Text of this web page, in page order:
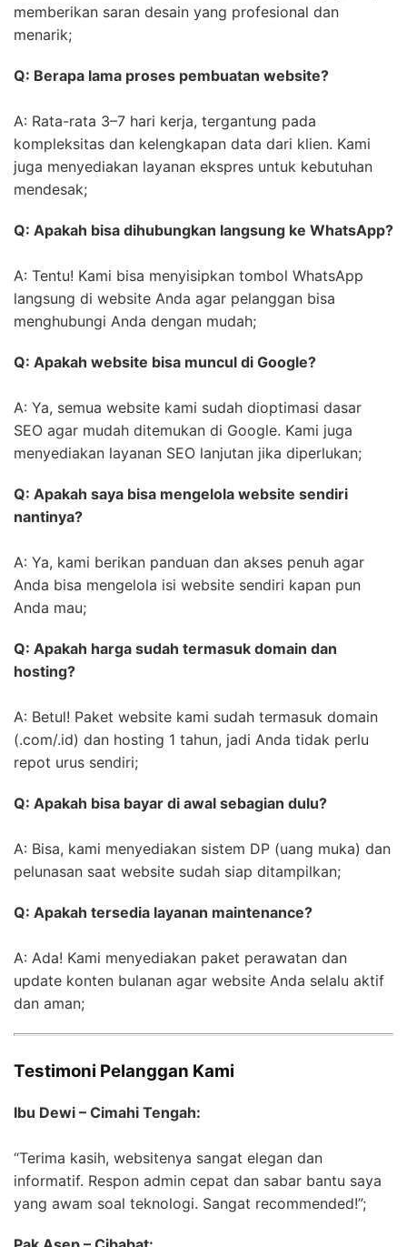
memberikan saran desain yang profesional dan
menarik;
Q: Berapa lama proses pembuatan website?
A: Rata-rata 3–7 hari kerja, tergantung pada
kompleksitas dan kelengkapan data dari klien. Kami
juga menyediakan layanan ekspres untuk kebutuhan
mendesak;
Q: Apakah bisa dihubungkan langsung ke WhatsApp?
A: Tentu! Kami bisa menyisipkan tombol WhatsApp
langsung di website Anda agar pelanggan bisa
menghubungi Anda dengan mudah;
Q: Apakah website bisa muncul di Google?
A: Ya, semua website kami sudah dioptimasi dasar
SEO agar mudah ditemukan di Google. Kami juga
menyediakan layanan SEO lanjutan jika diperlukan;
Q: Apakah saya bisa mengelola website sendiri
nantinya?
A: Ya, kami berikan panduan dan akses penuh agar
Anda bisa mengelola isi website sendiri kapan pun
Anda mau;
Q: Apakah harga sudah termasuk domain dan
hosting?
A: Betul! Paket website kami sudah termasuk domain
(.com/.id) dan hosting 1 tahun, jadi Anda tidak perlu
repot urus sendiri;
Q: Apakah bisa bayar di awal sebagian dulu?
A: Bisa, kami menyediakan sistem DP (uang muka) dan
pelunasan saat website sudah siap ditampilkan;
Q: Apakah tersedia layanan maintenance?
A: Ada! Kami menyediakan paket perawatan dan
update konten bulanan agar website Anda selalu aktif
dan aman;
Testimoni Pelanggan Kami
Ibu Dewi – Cimahi Tengah:
“Terima kasih, websitenya sangat elegan dan
informatif. Respon admin cepat dan sabar bantu saya
yang awam soal teknologi. Sangat recommended!”;